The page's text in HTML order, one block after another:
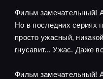
Фильм замечательный!
Но в последних сериях
просто ужасный,
гнусавит... Ужас. Даже
Фильм замечательный!